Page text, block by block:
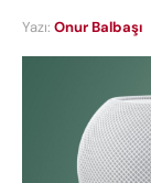
Yazı: Onur Balbaşı